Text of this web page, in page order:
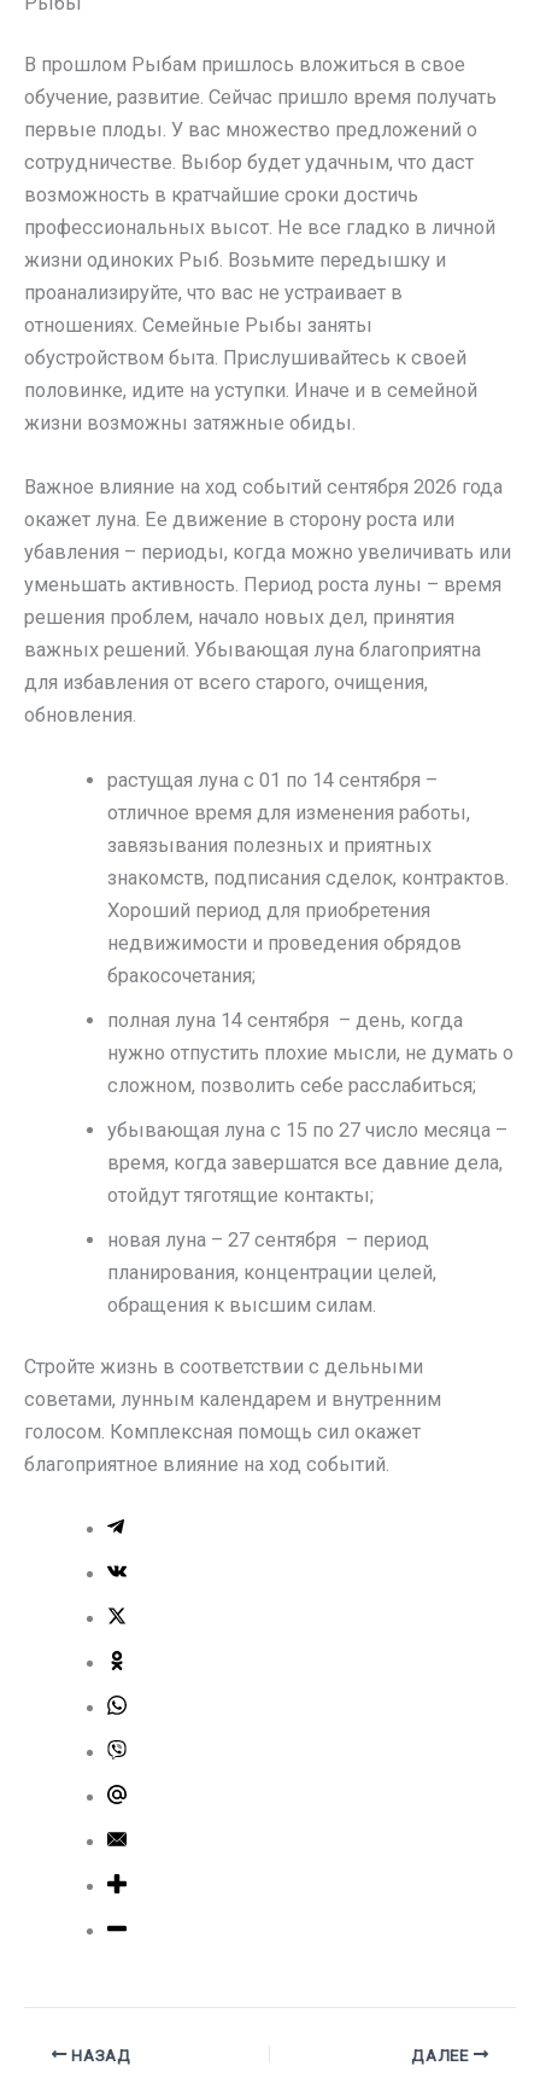
В прошлом Рыбам пришлось вложиться в свое
обучение, развитие. Сейчас пришло время получать
первые плоды. У вас множество предложений о
сотрудничестве. Выбор будет удачным, что даст
возможность в кратчайшие сроки достичь
профессиональных высот. Не все гладко в личной
жизни одиноких Рыб. Возьмите передышку и
проанализируйте, что вас не устраивает в
отношениях. Семейные Рыбы заняты
обустройством быта. Прислушивайтесь к своей
половинке, идите на уступки. Иначе и в семейной
жизни возможны затяжные обиды.
Важное влияние на ход событий сентября 2026 года
окажет луна. Ее движение в сторону роста или
убавления – периоды, когда можно увеличивать или
уменьшать активность. Период роста луны – время
решения проблем, начало новых дел, принятия
важных решений. Убывающая луна благоприятна
для избавления от всего старого, очищения,
обновления.
растущая луна с 01 по 14 сентября –
отличное время для изменения работы,
завязывания полезных и приятных
знакомств, подписания сделок, контрактов.
Хороший период для приобретения
недвижимости и проведения обрядов
бракосочетания;
полная луна 14 сентября – день, когда
нужно отпустить плохие мысли, не думать о
сложном, позволить себе расслабиться;
убывающая луна с 15 по 27 число месяца –
время, когда завершатся все давние дела,
отойдут тяготящие контакты;
новая луна – 27 сентября – период
планирования, концентрации целей,
обращения к высшим силам.
Стройте жизнь в соответствии с дельными
советами, лунным календарем и внутренним
голосом. Комплексная помощь сил окажет
благоприятное влияние на ход событий.
НАЗАД ДАЛЕЕ